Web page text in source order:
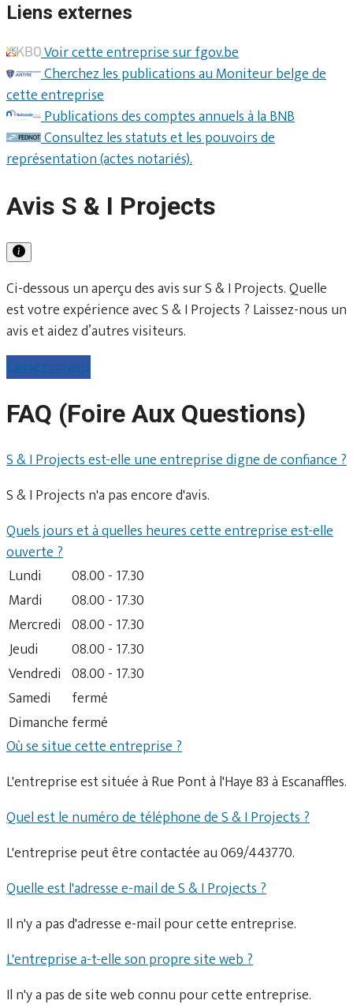
Liens externes
Voir cette entreprise sur fgov.be
Cherchez les publications au Moniteur belge de
cette entreprise
Publications des comptes annuels à la BNB
Consultez les statuts et les pouvoirs de
représentation (actes notariés).
Avis S & I Projects
Ci-dessous un aperçu des avis sur S & I Projects. Quelle
est votre expérience avec S & I Projects ? Laissez-nous un
avis et aidez d’autres visiteurs.
Laisser un avis
FAQ (Foire Aux Questions)
S & I Projects est-elle une entreprise digne de confiance ?
S & I Projects n'a pas encore d'avis.
Quels jours et à quelles heures cette entreprise est-elle
ouverte ?
Lundi
08.00 - 17.30
Mardi
08.00 - 17.30
Mercredi 08.00 - 17.30
Jeudi
08.00 - 17.30
Vendredi 08.00 - 17.30
Samedi
fermé
Dimanche fermé
Où se situe cette entreprise ?
L'entreprise est située à Rue Pont à l'Haye 83 à Escanaffles.
Quel est le numéro de téléphone de S & I Projects ?
L'entreprise peut être contactée au 069/443770.
Quelle est l'adresse e-mail de S & I Projects ?
Il n'y a pas d'adresse e-mail pour cette entreprise.
L'entreprise a-t-elle son propre site web ?
Il n'y a pas de site web connu pour cette entreprise.